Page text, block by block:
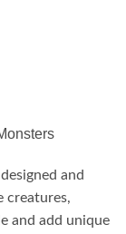
and
creatures,
and add unique